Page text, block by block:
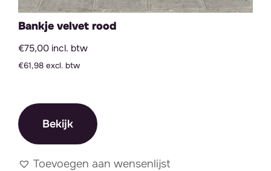
Bankje velvet rood
€75,00 incl. btw
€61,98 excl. btw
Bekijk
Toevoegen aan wensenlijst